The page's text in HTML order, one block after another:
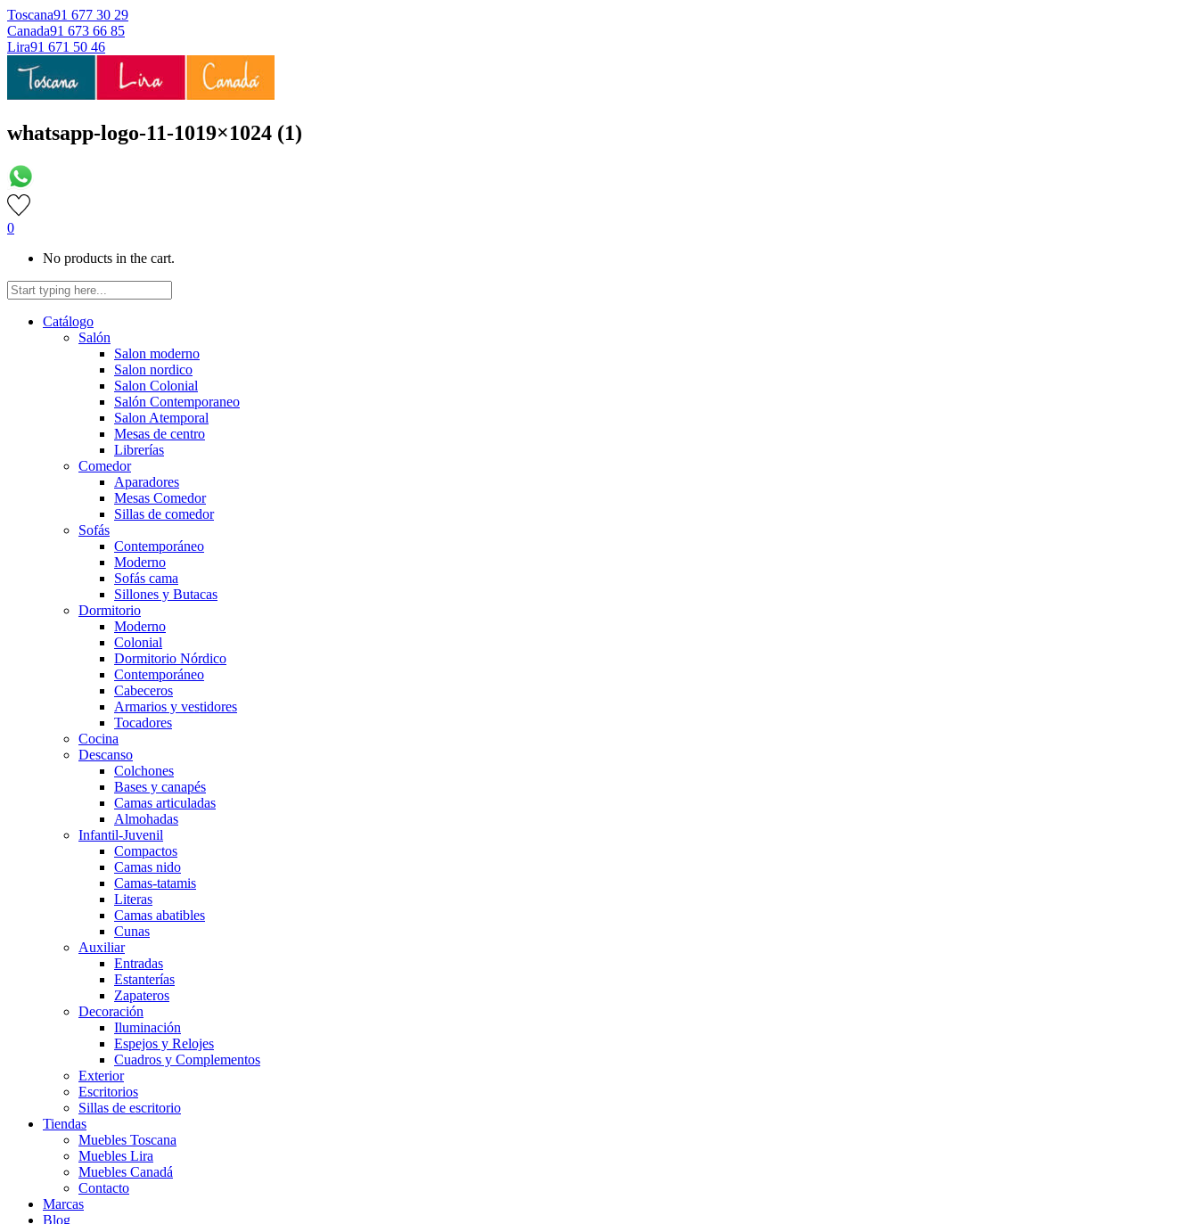
Toscana91 677 30 29
Canada91 673 66 85
Lira91 671 50 46
whatsapp-logo-11-1019×1024 (1)
0
No products in the cart.
Catálogo
Salón
Salon moderno
Salon nordico
Salon Colonial
Salón Contemporaneo
Salon Atemporal
Mesas de centro
Librerías
Comedor
Aparadores
Mesas Comedor
Sillas de comedor
Sofás
Contemporáneo
Moderno
Sofás cama
Sillones y Butacas
Dormitorio
Moderno
Colonial
Dormitorio Nórdico
Contemporáneo
Cabeceros
Armarios y vestidores
Tocadores
Cocina
Descanso
Colchones
Bases y canapés
Camas articuladas
Almohadas
Infantil-Juvenil
Compactos
Camas nido
Camas-tatamis
Literas
Camas abatibles
Cunas
Auxiliar
Entradas
Estanterías
Zapateros
Decoración
Iluminación
Espejos y Relojes
Cuadros y Complementos
Exterior
Escritorios
Sillas de escritorio
Tiendas
Muebles Toscana
Muebles Lira
Muebles Canadá
Contacto
Marcas
Blog